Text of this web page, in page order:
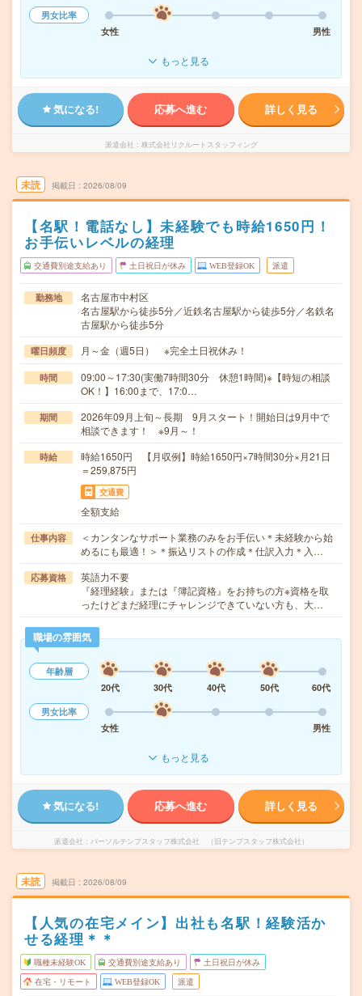
男女比率
女性
男性
もっと見る
気になる! 応募へ進む 詳しく見る
派遣会社 株式会社リクルートスタッフィング
未読 掲載日 2026/08/09
【名駅！電話なし】未経験でも時給1650円！
お手伝いレベルの経理
交通費別途支給あり 土日祝日が休み WEB登録OK 派遣
勤務地
名古屋市中村区
名古屋駅から徒歩5分／近鉄名古屋駅から徒歩5分／名鉄名
古屋駅から徒歩5分
曜日頻度 月～金（週5日） ※完全土日祝休み！
時間
09:00～17:30(実働7時間30分 休憩1時間)※【時短の相談
OK！】16:00まで、17:0…
期間
2026年09月上旬～長期 9月スタート！開始日は9月中で
相談できます！ ※9月～！
時給
時給1650円 【月収例】時給1650円×7時間30分×月21日
＝259,875円
交通費
全額支給
仕事内容
＜カンタンなサポート業務のみをお手伝い＊未経験から始
めるにも最適！＞＊振込リストの作成＊仕訳入力＊入…
応募資格
英語力不要
『経理経験』または『簿記資格』をお持ちの方※資格を取
ったけどまだ経理にチャレンジできていない方も、大…
職場の雰囲気
年齢層
20代
30代 40代 50代
60代
男女比率
女性
男性
もっと見る
気になる! 応募へ進む 詳しく見る
派遣会社 パーソルテンプスタッフ株式会社 （旧テンプスタッフ株式会社）
未読 掲載日 2026/08/09
【人気の在宅メイン】出社も名駅！経験活か
せる経理＊＊
職種未経験OK 交通費別途支給あり 土日祝日が休み
在宅・リモート WEB登録OK 派遣